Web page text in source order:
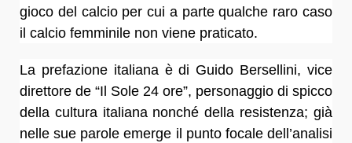
gioco del calcio per cui a parte qualche raro caso
il calcio femminile non viene praticato.
La prefazione italiana è di Guido Bersellini, vice
direttore de “Il Sole 24 ore”, personaggio di spicco
della cultura italiana nonché della resistenza; già
nelle sue parole emerge il punto focale dell’analisi